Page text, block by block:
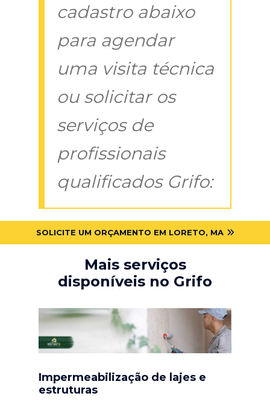
cadastro abaixo
para agendar
uma visita técnica
ou solicitar os
serviços de
profissionais
qualificados Grifo:
SOLICITE UM ORÇAMENTO EM LORETO, MA
Mais serviços
disponíveis no Grifo
Impermeabilização de lajes e
estruturas